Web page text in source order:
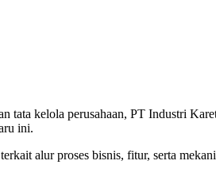
tata kelola perusahaan, PT Industri
ini.
alur proses bisnis, fitur, serta